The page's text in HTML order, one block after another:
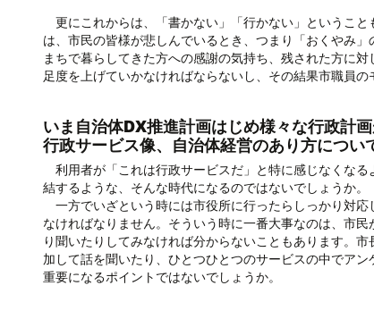
更にこれからは、「書かない」「行かない」というこ
は、市民の皆様が悲しんでいるとき、つまり「おくやみ
まちで暮らしてきた方への感謝の気持ち、残された方に
足度を上げていかなければならないし、その結果市職員の
いま自治体DX推進計画はじめ様々な行政計
行政サービス像、自治体経営のあり方につい
利用者が「これは行政サービスだ」と特に感じなくな
結するような、そんな時代になるのではないでしょうか。
一方でいざという時には市役所に行ったらしっかり対
なければなりません。そういう時に一番大事なのは、市
り聞いたりしてみなければ分からないこともあります。
加して話を聞いたり、ひとつひとつのサービスの中でア
重要になるポイントではないでしょうか。